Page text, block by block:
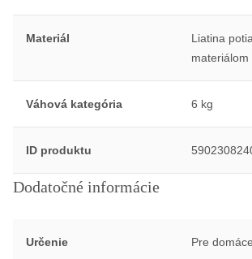
Materiál
Liatina
materiálom
Váhová kategória 6 kg
ID produktu
Dodatočné informácie
Určenie Pre